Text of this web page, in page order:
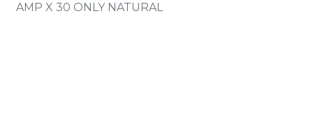
AMP X 30 ONLY NATURAL